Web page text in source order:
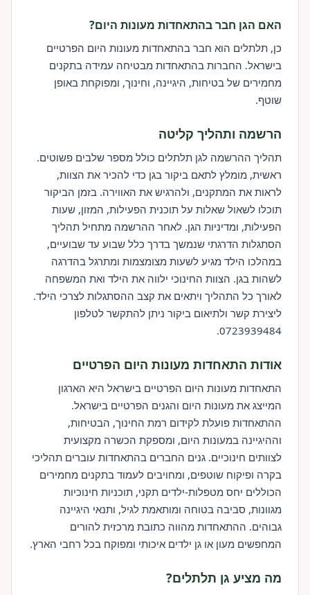
האם הגן חבר בהתאחדות מעונות היום?
כן, תלתלים הוא חבר בהתאחדות מעונות היום הפרטיים
בישראל. החברות בהתאחדות מבטיחה עמידה בתקנים
מחמירים של בטיחות, היגיינה, וחינוך, ומפוקחת באופן
שוטף.
הרשמה ותהליך קליטה
תהליך ההרשמה לגן תלתלים כולל מספר שלבים פשוטים.
ראשית, מומלץ לתאם ביקור בגן כדי להכיר את הצוות,
לראות את המתקנים, ולהרגיש את האווירה. בזמן הביקור
תוכלו לשאול שאלות על תוכנית הפעילות, המזון, שעות
הפעילות, ומדיניות הגן. לאחר ההרשמה מתחיל תהליך
הסתגלות הדרגתי שנמשך בדרך כלל שבוע עד שבועיים,
במהלכו הילד מגיע לשעות מצומצמות ומתרגל בהדרגה
לשהות בגן. הצוות החינוכי ילווה את הילד ואת המשפחה
לאורך כל התהליך ויתאים את קצב ההסתגלות לצרכי הילד.
ליצירת קשר ולתיאום ביקור ניתן להתקשר לטלפון
0723939484.
אודות התאחדות מעונות היום הפרטיים
התאחדות מעונות היום הפרטיים בישראל היא הארגון
המייצג את מעונות היום והגנים הפרטיים בישראל.
ההתאחדות פועלת לקידום רמת החינוך, הבטיחות,
וההיגיינה במעונות היום, ומספקת הכשרה מקצועית
לצוותים חינוכיים. גנים החברים בהתאחדות עוברים תהליכי
בקרה ופיקוח שוטפים, ומחויבים לעמוד בתקנים מחמירים
הכוללים יחס מטפלות-ילדים תקני, תוכניות חינוכיות
מגוונות, סביבה בטוחה ומותאמת לגיל, ותנאי היגיינה
גבוהים. ההתאחדות מהווה כתובת מרכזית להורים
המחפשים מעון או גן ילדים איכותי ומפוקח בכל רחבי הארץ.
מה מציע גן תלתלים?